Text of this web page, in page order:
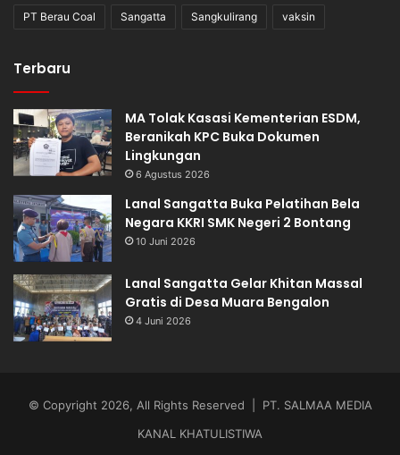
PT Berau Coal Sangatta Sangkulirang vaksin
Terbaru
MA Tolak Kasasi Kementerian ESDM,
Beranikah KPC Buka Dokumen
Lingkungan
6 Agustus 2026
Lanal Sangatta Buka Pelatihan Bela
Negara KKRI SMK Negeri 2 Bontang
10 Juni 2026
Lanal Sangatta Gelar Khitan Massal
Gratis di Desa Muara Bengalon
4 Juni 2026
© Copyright 2026, All Rights Reserved | PT. SALMAA MEDIA
KANAL KHATULISTIWA